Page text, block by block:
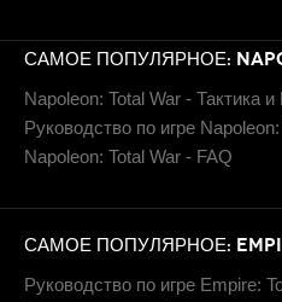
САМОЕ ПОПУЛЯРНОЕ:
Napoleon: Total War - Тактика
Руководство по игре
Napoleon: Total War - FAQ
САМОЕ ПОПУЛЯРНОЕ:
Руководство по игре Empire: